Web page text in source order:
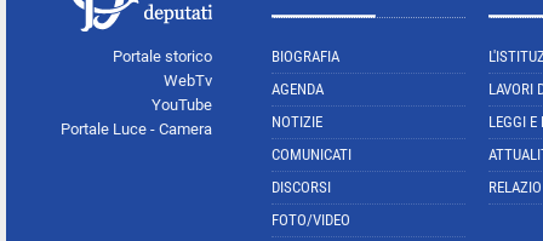
Portale storico
WebTv
YouTube
Portale Luce - Camera
BIOGRAFIA
AGENDA
NOTIZIE
COMUNICATI
DISCORSI
FOTO/VIDEO
LAVORI
LEGGI E